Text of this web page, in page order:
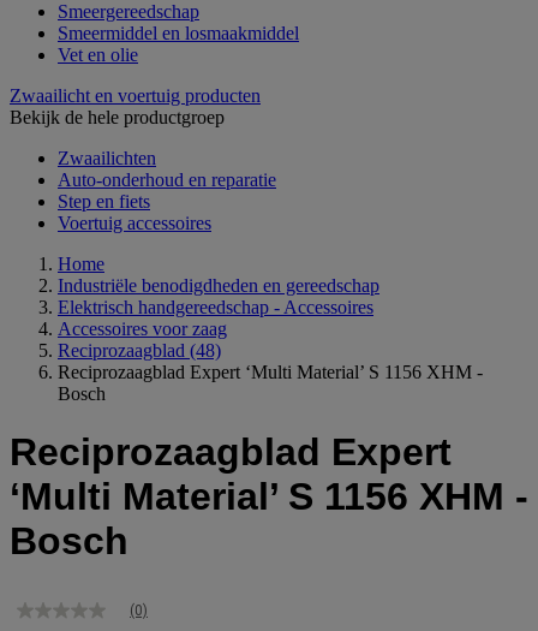
Smeergereedschap
Smeermiddel en losmaakmiddel
Vet en olie
Zwaailicht en voertuig producten
Bekijk de hele productgroep
Zwaailichten
Auto-onderhoud en reparatie
Step en fiets
Voertuig accessoires
Home
Industriële benodigdheden en gereedschap
Elektrisch handgereedschap - Accessoires
Accessoires voor zaag
Reciprozaagblad (48)
Reciprozaagblad Expert ‘Multi Material’ S 1156 XHM -
Bosch
Reciprozaagblad Expert
‘Multi Material’ S 1156 XHM -
Bosch
Geen
(0)